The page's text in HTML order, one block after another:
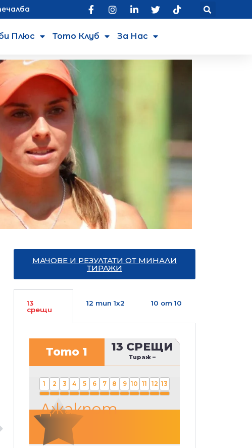
Плюс Тото Клуб За Нас
МАЧОВЕ И РЕЗУЛТАТИ ОТ МИНАЛИ
ТИРАЖИ
13
срещи
12 тип 1х2 10 от 10
Тото 1 13 СРЕЩИ
Тираж –
1 2 3 4 5 6 7 8 9 10 11 12 13
Джакпот